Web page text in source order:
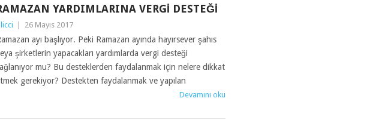
YARDIMLARINA VERGI DESTEĞI
26 Mayıs 2017
ayı başlıyor. Peki Ramazan ayında hayırsever şahıs
şirketlerin yapacakları yardımlarda vergi desteği
mu? Bu desteklerden faydalanmak için nelere dikkat
gerekiyor? Destekten faydalanmak ve yapılan
Devamını oku